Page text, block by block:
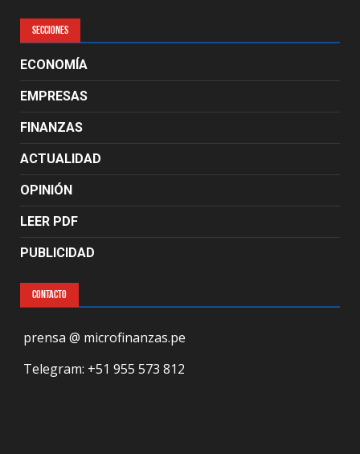
SECCIONES
ECONOMÍA
EMPRESAS
FINANZAS
ACTUALIDAD
OPINIÓN
LEER PDF
PUBLICIDAD
CONTACTO
prensa @ microfinanzas.pe
Telegram: +51 955 573 812